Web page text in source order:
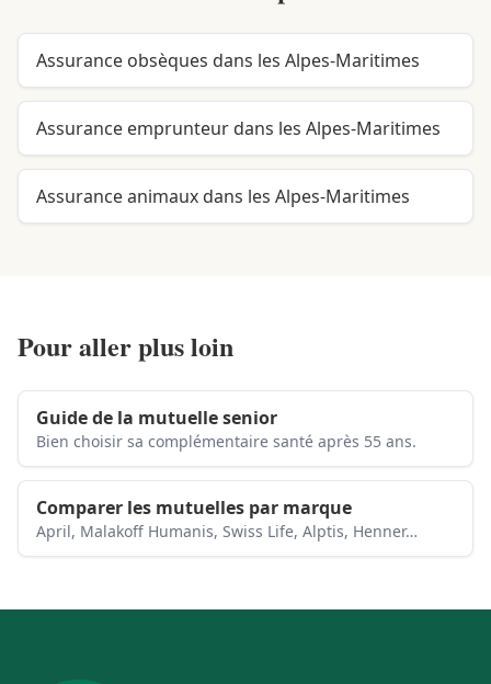
Assurance obsèques dans les Alpes-Maritimes
Assurance emprunteur dans les Alpes-Maritimes
Assurance animaux dans les Alpes-Maritimes
Pour aller plus loin
Guide de la mutuelle senior
Bien choisir sa complémentaire santé après 55 ans.
Comparer les mutuelles par marque
April, Malakoff Humanis, Swiss Life, Alptis, Henner…